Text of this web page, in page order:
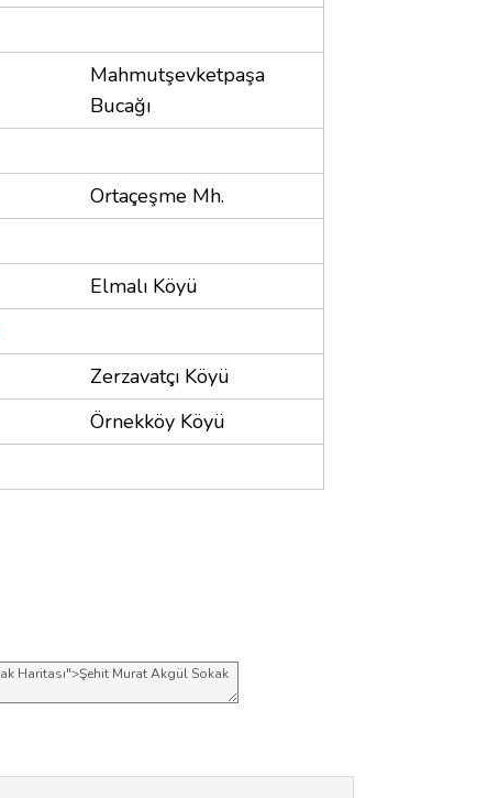
Mahmutşevketpaşa
Bucağı
Ortaçeşme Mh.
Elmalı Köyü
Zerzavatçı Köyü
Örnekköy Köyü